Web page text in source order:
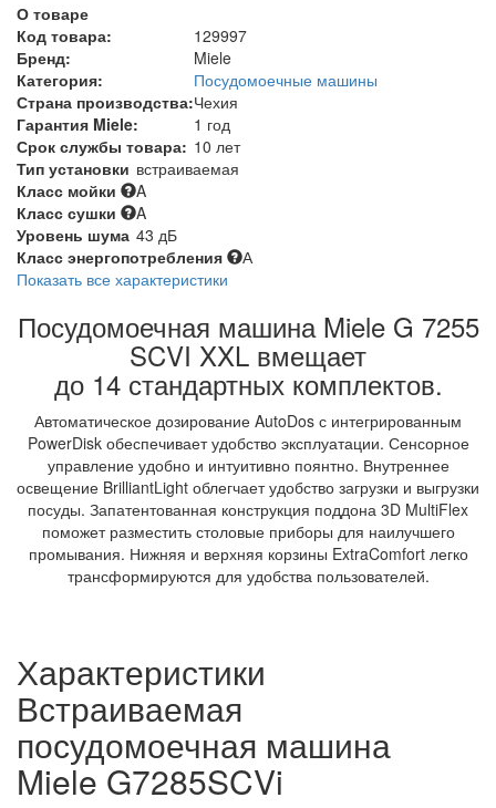
О товаре
Код товара:
129997
Бренд:
Miele
Категория:
Посудомоечные машины
Страна производства:Чехия
Гарантия Miele:
1 год
Срок службы товара: 10 лет
Тип установки встраиваемая
Класс мойки
A
Класс сушки
A
Уровень шума 43 дБ
Класс энергопотребления
А
Показать все характеристики
Посудомоечная машина Miele G 7255
SCVI XXL вмещает
до 14 стандартных комплектов.
Автоматическое дозирование AutoDos с интегрированным
PowerDisk обеспечивает удобство эксплуатации. Сенсорное
управление удобно и интуитивно поянтно. Внутреннее
освещение BrilliantLight облегчает удобство загрузки и выгрузки
посуды. Запатентованная конструкция поддона 3D MultiFlex
поможет разместить столовые приборы для наилучшего
промывания. Нижняя и верхняя корзины ExtraComfort легко
трансформируются для удобства пользователей.
Характеристики
Встраиваемая
посудомоечная машина
Miele G7285SCVi